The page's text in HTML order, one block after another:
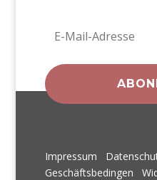
Impressum
Geschäftsbedingen